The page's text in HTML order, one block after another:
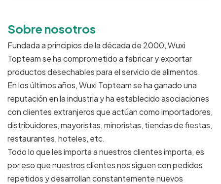
Sobre nosotros
Fundada a principios de la década de 2000, Wuxi
Topteam se ha comprometido a fabricar y exportar
productos desechables para el servicio de alimentos.
En los últimos años, Wuxi Topteam se ha ganado una
reputación en la industria y ha establecido asociaciones
con clientes extranjeros que actúan como importadores,
distribuidores, mayoristas, minoristas, tiendas de fiestas,
restaurantes, hoteles, etc.
Todo lo que les importa a nuestros clientes importa, es
por eso que nuestros clientes nos siguen con pedidos
repetidos y desarrollan constantemente nuevos